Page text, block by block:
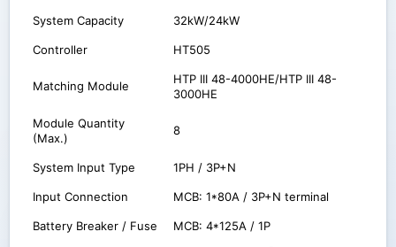
System Capacity 32kW/24kW
Controller HT505
Matching Module
HTP III 48-4000HE/HTP III 48-
3000HE
Module Quantity
(Max.)
8
System Input Type 1PH / 3P+N
Input Connection MCB: 1*80A / 3P+N terminal
Battery Breaker / Fuse MCB: 4*125A / 1P